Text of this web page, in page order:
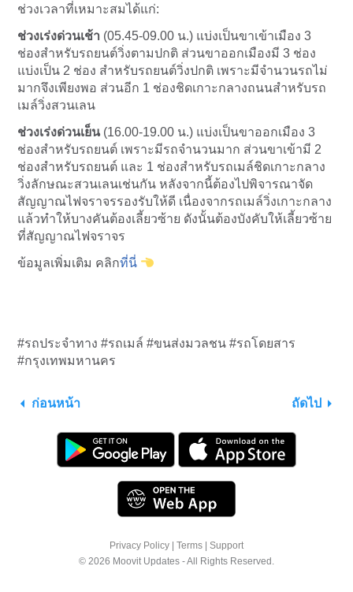
ช่วงเวลาที่เหมาะสมได้แก่:
ช่วงเร่งด่วนเช้า (05.45-09.00 น.) แบ่งเป็นขาเข้าเมือง 3
ช่องสำหรับรถยนต์วิ่งตามปกต ิ ส่วนขาออกเมืองมี 3 ช่อง
แบ่งเป็น 2 ช่อง สำหรับรถยนต์วิ่งปกติ เพราะมีจำนวนรถไม่
มากจึงเพียงพอ ส่วนอีก 1 ช่องชิดเกาะกลางถนนสำหรับรถ
เมล์วิ่งสวนเลน
ช่วงเร่งด่วนเย็น(16.00-19.00 น.) แบ่งเป็นขาออกเมือง 3
ช่องสำหรับรถยนต์ เพราะมีรถจำนวนมาก ส่วนขาเข้ามี 2
ช่องสำหรับรถยนต์ และ 1 ช่องสำหรับรถเมล์ชิดเกาะกลาง
วิ่งลักษณะสวนเลนเช่นกัน หลังจากนี้ต้องไปพิจารณาจัด
สัญญาณไฟจราจรรองรับให้ดี เนื่องจากรถเมล์วิ่งเกาะกลาง
แล้วทำให้บางคันต้องเลี้ยวซ้าย ดังนั้นต้องบังคับให้เลี้ยวซ้าย
ที่สัญญาณไฟจราจร
ข้อมูลเพิ่มเติม คลิกที่นี่
#รถประจำทาง #รถเมล์ #ขนส่งมวลชน #รถโดยสาร
#กรุงเทพมหานคร
ก่อนหน้า ถัดไป
Privacy Policy Terms
Support
© 2026 Moovit Updates - All Rights Reserved.